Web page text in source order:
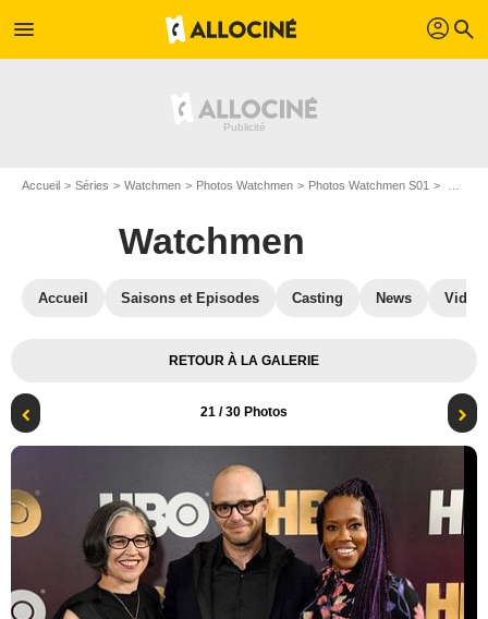
menu profil search
Accueil Séries Watchmen Photos Watchmen Photos Watchmen S01
Watchmen
Accueil Saisons et Episodes Casting News
RETOUR À LA GALERIE
21 / 30 Photos